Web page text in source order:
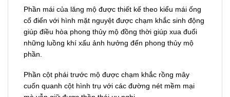
Phần mái của lăng mộ được thiết kế theo kiểu mái ống
cổ điển với hình mặt nguyệt được chạm khắc sinh động
giúp điều hòa phong thủy mộ đồng thời giúp xua đuổi
những luồng khí xấu ảnh hưởng đến phong thủy mộ
phần.
Phần cột phái trước mộ được chạm khắc rồng mây
cuốn quanh cột hình trụ với các đường nét mềm mại